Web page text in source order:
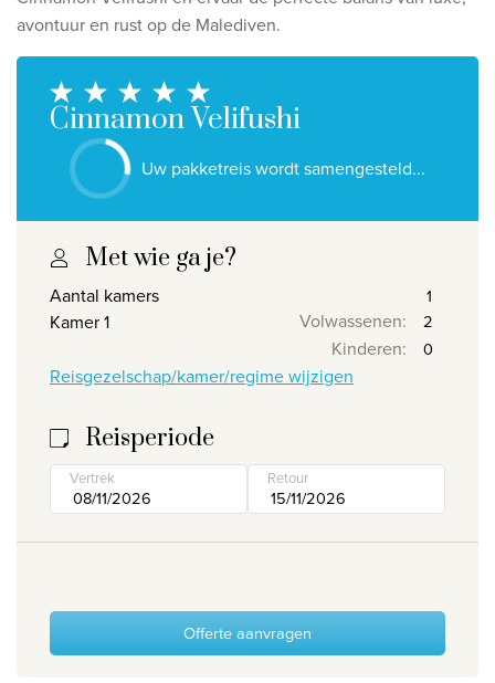
De beste aanbiedingen
Dhigali Resort Maldives
SALT of Palmar Mauritius
Bekijk alle promoties
Over Travelworld
Wie zijn wij
Onze bestemmingen
Onze reiskantoren
Nuttige links
avontuur en rust op de Malediven.
Cinnamon Velifushi
Uw pakketreis wordt samengesteld...
Met wie ga je?
Aantal kamers
Kamer 1
Volwassenen:
Kinderen:
Reisgezelschap/kamer/regime wijzigen
Reisperiode
Vertrek Retour
Offerte aanvragen